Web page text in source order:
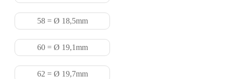
58 = Ø 18,5mm
60 = Ø 19,1mm
62 = Ø 19,7mm